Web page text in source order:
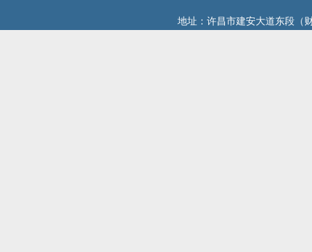
地址：许昌市建安大道东段（